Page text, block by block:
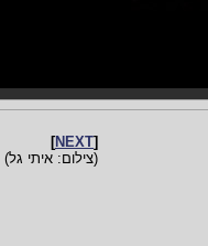
[
NEXT
]
(צילום: איתי גל)